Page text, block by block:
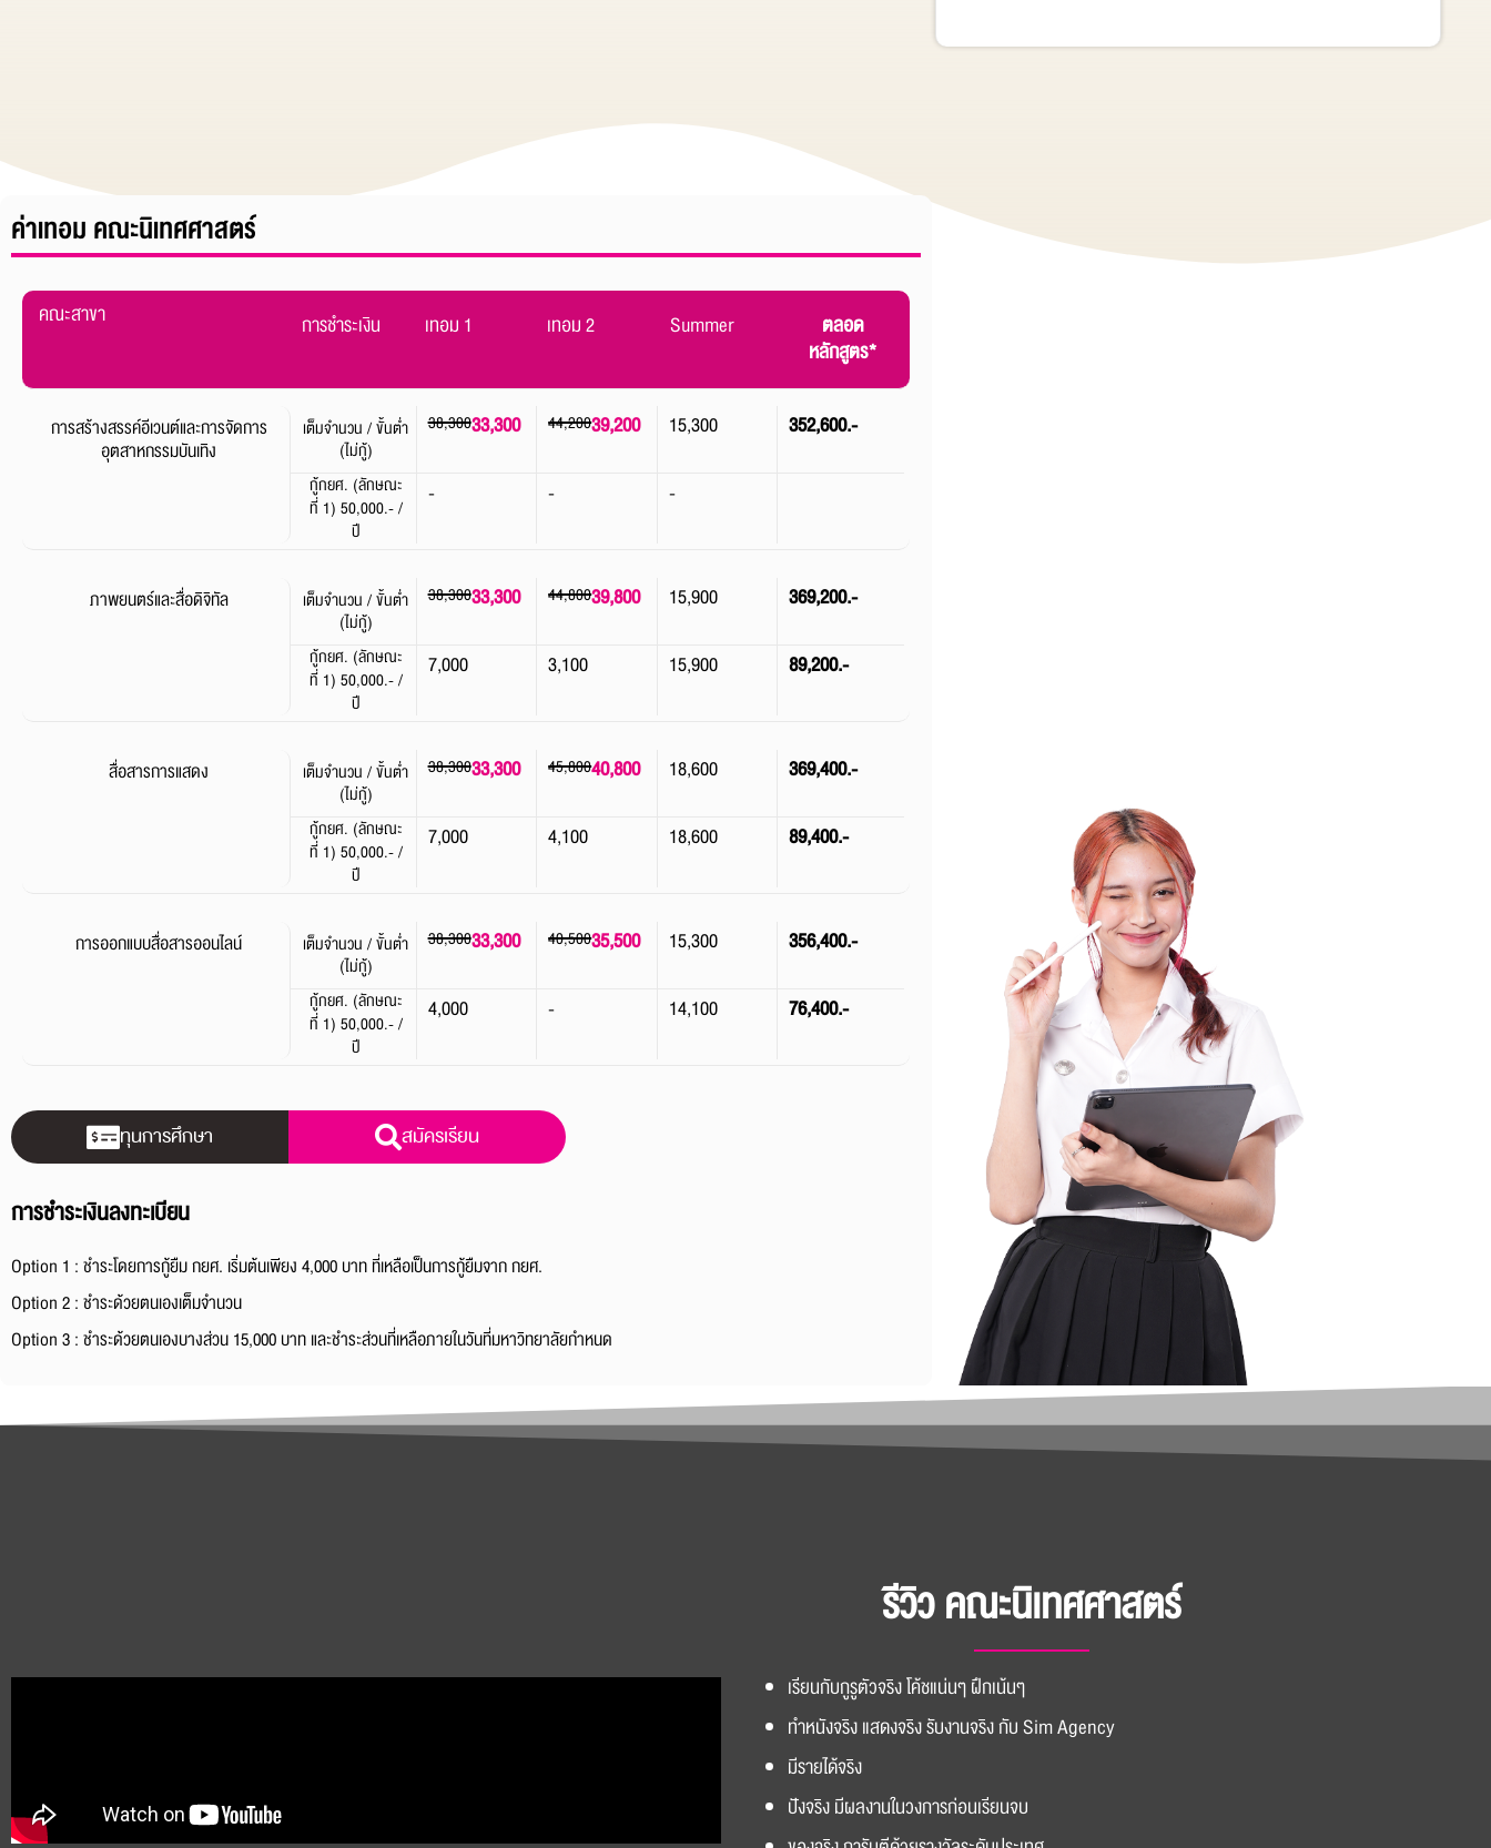
ค่าเทอม คณะนิเทศศาสตร์
คณะสาขา การชำระเงิน เทอม 1 เทอม 2 Summer
ตลอด
หลักสูตร*
การสร้างสรรค์อีเวนต์และการจัดการ
อุตสาหกรรมบันเทิง
เต็มจำนวน / ขั้นต่ำ
(ไม่กู้)
38,30033,300 44,20039,200 15,300 352,600.-
กู้กยศ. (ลักษณะ
ที่ 1) 50,000.- /
ปี
- - -
ภาพยนตร์และสื่อดิจิทัล
เต็มจำนวน / ขั้นต่ำ
(ไม่กู้)
38,30033,300 44,80039,800 15,900 369,200.-
กู้กยศ. (ลักษณะ
ที่ 1) 50,000.- /
ปี
7,000 3,100 15,900 89,200.-
สื่อสารการแสดง
เต็มจำนวน / ขั้นต่ำ
(ไม่กู้)
38,30033,300 45,80040,800 18,600 369,400.-
กู้กยศ. (ลักษณะ
ที่ 1) 50,000.- /
ปี
7,000 4,100 18,600 89,400.-
การออกแบบสื่อสารออนไลน์
เต็มจำนวน / ขั้นต่ำ
(ไม่กู้)
38,30033,300 40,50035,500 15,300 356,400.-
กู้กยศ. (ลักษณะ
ที่ 1) 50,000.- /
ปี
4,000 - 14,100 76,400.-
ทุนการศึกษา สมัครเรียน
การชำระเงินลงทะเบียน
Option 1 :ชำระโดยการกู้ยืม กยศ. เริ่มต้นเพียง 4,000 บาท ที่เหลือเป็นการกู้ยืมจาก กยศ.
Option 2 :ชำระด้วยตนเองเต็มจำนวน
Option 3 :ชำระด้วยตนเองบางส่วน 15,000 บาท และชำระส่วนที่เหลือภายในวันที่มหาวิทยาลัยกำหนด
รีวิว คณะนิเทศศาสตร์
เรียนกับกูรูตัวจริง โค้ชแน่นๆ ฝึกเน้นๆ
ทำหนังจริง แสดงจริง รับงานจริง กับ Sim Agency
มีรายได้จริง
ปังจริง มีผลงานในวงการก่อนเรียนจบ